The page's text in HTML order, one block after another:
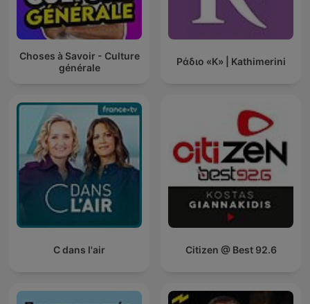
Choses à Savoir - Culture
générale
Ράδιο «Κ» | Kathimerini
C dans l'air Citizen @ Best 92.6